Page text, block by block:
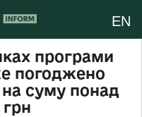
EN
програми
погоджено
суму понад